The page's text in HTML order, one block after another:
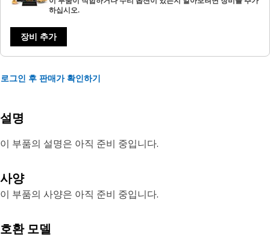
하십시오.
장비 추가
로그인 후 판매가 확인하기
설명
이 부품의 설명은 아직 준비 중입니다.
사양
이 부품의 사양은 아직 준비 중입니다.
호환 모델